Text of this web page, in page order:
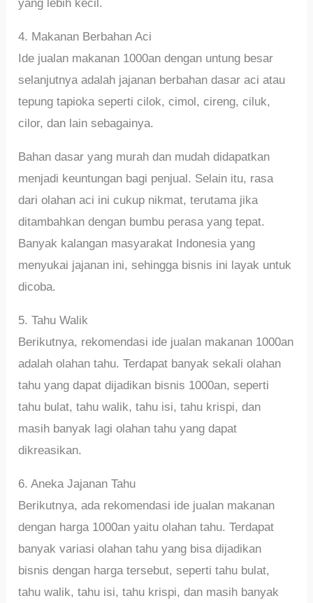
yang lebih kecil.
4. Makanan Berbahan Aci
Ide jualan makanan 1000an dengan untung besar
selanjutnya adalah jajanan berbahan dasar aci atau
tepung tapioka seperti cilok, cimol, cireng, ciluk,
cilor, dan lain sebagainya.
Bahan dasar yang murah dan mudah didapatkan
menjadi keuntungan bagi penjual. Selain itu, rasa
dari olahan aci ini cukup nikmat, terutama jika
ditambahkan dengan bumbu perasa yang tepat.
Banyak kalangan masyarakat Indonesia yang
menyukai jajanan ini, sehingga bisnis ini layak untuk
dicoba.
5. Tahu Walik
Berikutnya, rekomendasi ide jualan makanan 1000an
adalah olahan tahu. Terdapat banyak sekali olahan
tahu yang dapat dijadikan bisnis 1000an, seperti
tahu bulat, tahu walik, tahu isi, tahu krispi, dan
masih banyak lagi olahan tahu yang dapat
dikreasikan.
6. Aneka Jajanan Tahu
Berikutnya, ada rekomendasi ide jualan makanan
dengan harga 1000an yaitu olahan tahu. Terdapat
banyak variasi olahan tahu yang bisa dijadikan
bisnis dengan harga tersebut, seperti tahu bulat,
tahu walik, tahu isi, tahu krispi, dan masih banyak